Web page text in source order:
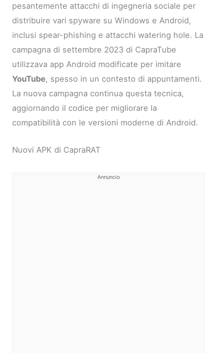
pesantemente attacchi di ingegneria sociale per
distribuire vari spyware su Windows e Android,
inclusi spear-phishing e attacchi watering hole. La
campagna di settembre 2023 di CapraTube
utilizzava app Android modificate per imitare
YouTube, spesso in un contesto di appuntamenti.
La nuova campagna continua questa tecnica,
aggiornando il codice per migliorare la
compatibilità con le versioni moderne di Android.
Nuovi APK di CapraRAT
Annuncio